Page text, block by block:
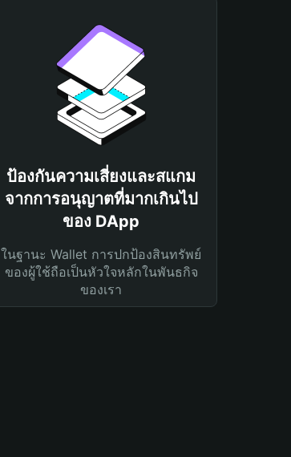
ป้องกันความเสี่ยงและสแกม
จากการอนุญาตที่มากเกินไป
ของ DApp
ในฐานะ Wallet การปกป้องสินทรัพย์
ของผู้ใช้ถือเป็นหัวใจหลักในพันธกิจ
ของเรา